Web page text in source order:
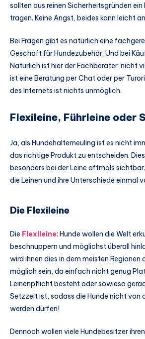
sollten aus reinen Sicherheitsgründen
tragen. Keine Angst, beides kann leicht
Bei Fragen gibt es natürlich eine
Geschäft für Hundezubehör. Und bei
Natürlich ist hier der Fachberater nicht
ist eine Beratung per Chat oder per
des Internets ist nichts unmöglich.
Flexileine, Führleine oder
Ja, als Hundehalterneuling ist es nicht
das richtige Produkt zu entscheiden.
besonders bei der Leine oftmals
die Leinen und ihre Unterschiede einmal
Die Flexileine
Die Flexileine: Hunde wollen die Welt
beschnuppern und möglichst überall
wird ihnen dies in dem meisten Regionen
möglich sein, da einfach nicht genug
Leinenpflicht besteht oder sowieso
Setzzeit ist, sodass die Hunde nicht von
werden dürfen!
Dennoch wollen viele Hundebesitzer